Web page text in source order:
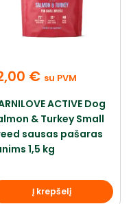
€ su PVM
ACTIVE Dog
& Turkey Small
sausas pašaras
1,5 kg
Į krepšelį